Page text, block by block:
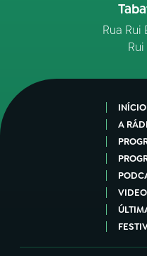
Rua Rui
INÍCIO
A